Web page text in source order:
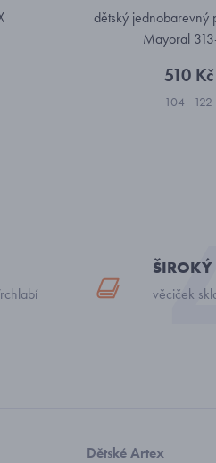
dětský jednobarevný
Mayoral
510 Kč
104 122
ŠIROKÝ
věciček
Dětské Artex